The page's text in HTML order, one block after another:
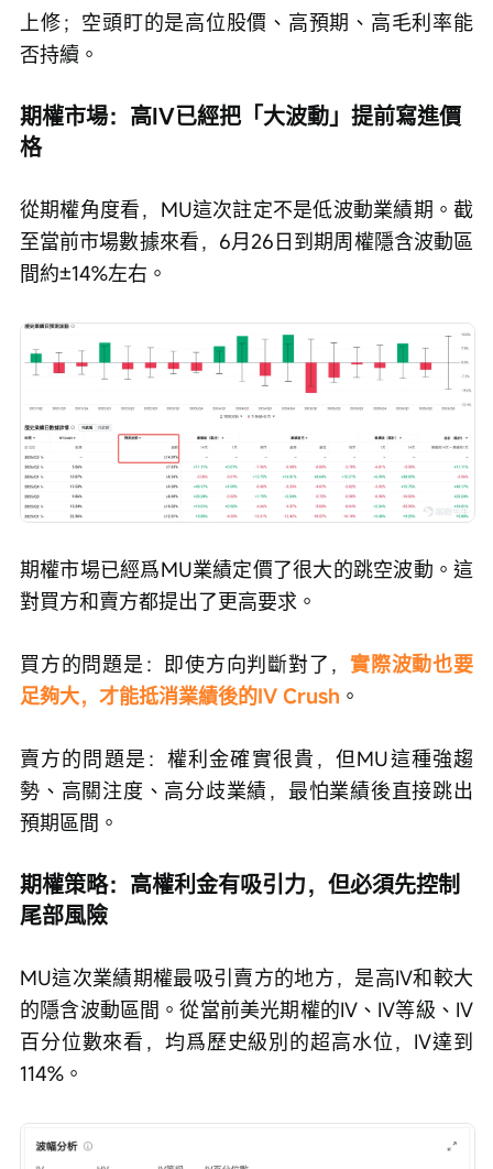
上修；空頭盯的是高位股價、高預期、高毛利率能
否持續。
期權市場：高IV已經把「大波動」提前寫進價
格
從期權角度看，MU這次註定不是低波動業績期。截
至當前市場數據來看，6月26日到期周權隱含波動區
間約±14%左右。
期權市場已經爲MU業績定價了很大的跳空波動。這
對買方和賣方都提出了更高要求。
買方的問題是：即使方向判斷對了，實際波動也要
足夠大，才能抵消業績後的IV Crush 。
賣方的問題是：權利金確實很貴，但MU這種強趨
勢、高關注度、高分歧業績，最怕業績後直接跳出
預期區間。
期權策略：高權利金有吸引力，但必須先控制
尾部風險
MU這次業績期權最吸引賣方的地方，是高IV和較大
的隱含波動區間。從當前美光期權的IV、IV等級、IV
百分位數來看，均爲歷史級別的超高水位，IV達到
114%。